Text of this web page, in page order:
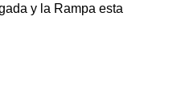
y la Rampa esta